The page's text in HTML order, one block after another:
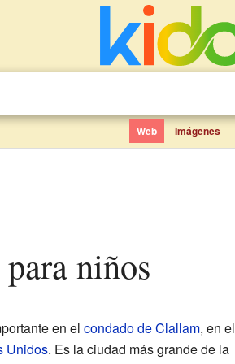
Web Imágenes
para niños
en el condado de Clallam, en el
Unidos. Es la ciudad más grande de la